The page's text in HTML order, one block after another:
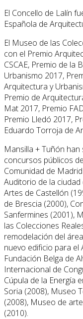
El Concello de Lalín
Española de
El Museo de las
con el Premio
CSCAE, Premio de la
Urbanismo 2017,
Arquitectura y
Premio de
Mat 2017, Premio
Premio Lledó 2017,
Eduardo Torroja de
Mansilla + Tuñón
concursos públicos
Comunidad de
Auditorio de la
Artes de Castellón
de Brescia (2000),
Sanfermines (2001),
las Colecciones
remodelación del
nuevo edificio para el
Fundación Belga de
Internacional de
Cúpula de la Energía
Soria (2008), Museo
(2008), Museo de
(2010).